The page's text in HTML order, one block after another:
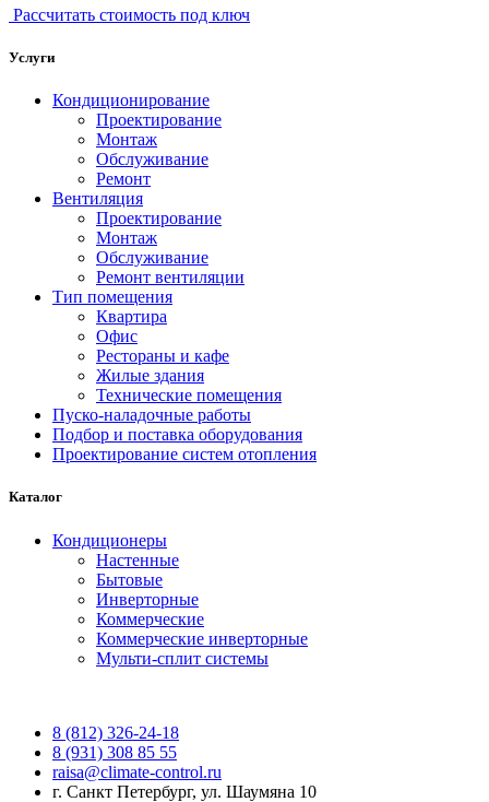
Рассчитать стоимость под ключ
Услуги
Кондиционирование
Проектирование
Монтаж
Обслуживание
Ремонт
Вентиляция
Проектирование
Монтаж
Обслуживание
Ремонт вентиляции
Тип помещения
Квартира
Офис
Рестораны и кафе
Жилые здания
Технические помещения
Пуско-наладочные работы
Подбор и поставка оборудования
Проектирование систем отопления
Каталог
Кондиционеры
Настенные
Бытовые
Инверторные
Коммерческие
Коммерческие инверторные
Мульти-сплит системы
8 (812) 326-24-18
8 (931) 308 85 55
raisa@climate-control.ru
г. Санкт Петербург, ул. Шаумяна 10